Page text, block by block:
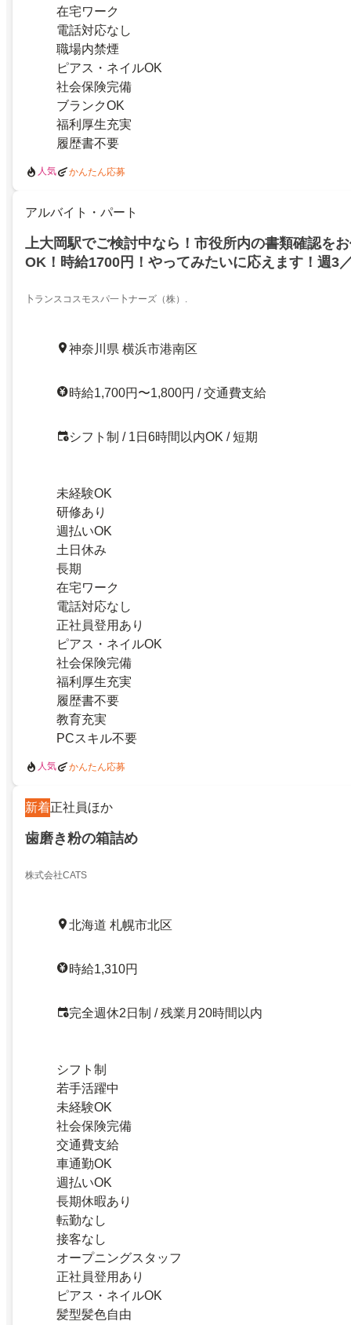
在宅ワーク
電話対応なし
職場内禁煙
ピアス・ネイルOK
社会保険完備
ブランクOK
福利厚生充実
履歴書不要
人気 かんたん応募
アルバイト・パート
上大岡駅でご検討中なら！市役所内の書類確認を
OK！時給1700円！やってみたいに応えます！週3
卜ランスコスモスパ一卜ナーズ（株）.
神奈川県 横浜市港南区
時給1,700円〜1,800円 / 交通費支給
シフト制 / 1日6時間以内OK / 短期
未経験OK
研修あり
週払いOK
土日休み
長期
在宅ワーク
電話対応なし
正社員登用あり
ピアス・ネイルOK
社会保険完備
福利厚生充実
履歴書不要
教育充実
PCスキル不要
人気 かんたん応募
新着正社員ほか
歯磨き粉の箱詰め
株式会社CATS
北海道 札幌市北区
時給1,310円
完全週休2日制 / 残業月20時間以内
シフト制
若手活躍中
未経験OK
社会保険完備
交通費支給
車通勤OK
週払いOK
長期休暇あり
転勤なし
接客なし
オープニングスタッフ
正社員登用あり
ピアス・ネイルOK
髪型髪色自由